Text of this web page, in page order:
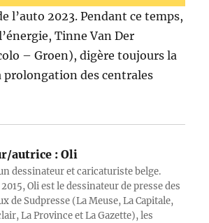
l’auto 2023. Pendant ce temps,
Tinne Van Der
– Groen), digère toujours la
prolongation des centrales
autrice : Oli
dessinateur et caricaturiste belge.
Oli est le dessinateur de presse des
de Sudpresse (La Meuse, La Capitale,
La Province et La Gazette), les